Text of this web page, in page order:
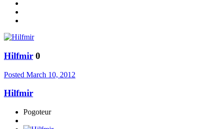
Hilfmir 0
Posted March 10, 2012
Hilfmir
Pogoteur